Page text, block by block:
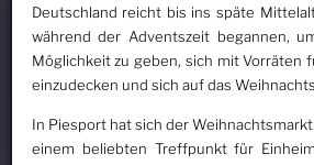
Deutschland reicht bis ins späte
während der Adventszeit begannen,
Möglichkeit zu geben, sich mit Vorräten
einzudecken und sich auf das
In Piesport hat sich der
einem beliebten Treffpunkt für